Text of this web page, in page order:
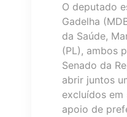
O deputado
Gadelha
da Saúde,
(PL), ambos
Senado da
abrir juntos
excluídos
apoio de